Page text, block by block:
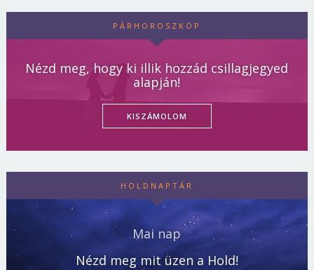
PÁRHOROSZKÓP
Nézd meg, hogy ki illik hozzád csillagjegyed
alapján!
KISZÁMOLOM
HOLDNAPTÁR
Mai nap
Nézd meg mit üzen a Hold!